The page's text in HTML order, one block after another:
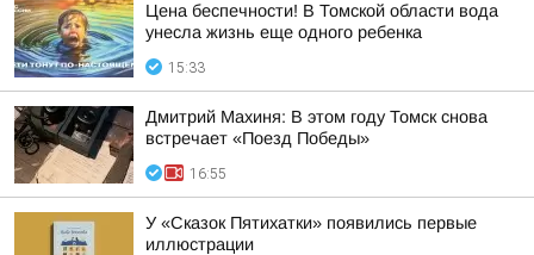
Цена беспечности! В Томской области вода
унесла жизнь еще одного ребенка
15:33
Дмитрий Махиня: В этом году Томск снова
встречает «Поезд Победы»
16:55
У «Сказок Пятихатки» появились первые
иллюстрации